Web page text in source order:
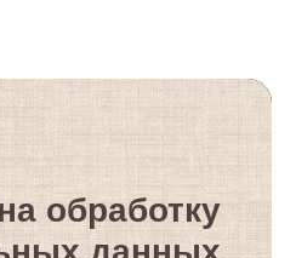
обработку